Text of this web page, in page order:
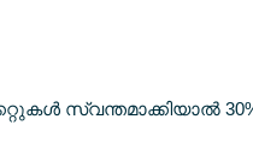
സ്വന്തമാക്കിയാല്‍